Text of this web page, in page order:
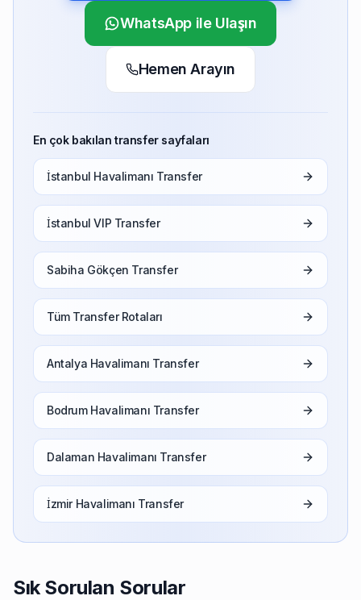
WhatsApp ile Ulaşın
Hemen Arayın
En çok bakılan transfer sayfaları
İstanbul Havalimanı Transfer
İstanbul VIP Transfer
Sabiha Gökçen Transfer
Tüm Transfer Rotaları
Antalya Havalimanı Transfer
Bodrum Havalimanı Transfer
Dalaman Havalimanı Transfer
İzmir Havalimanı Transfer
Sık Sorulan Sorular